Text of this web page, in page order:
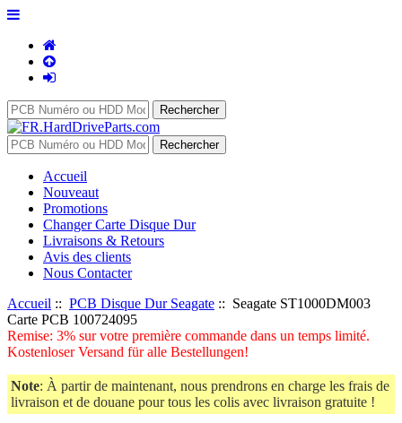
Accueil
Nouveaut
Promotions
Changer Carte Disque Dur
Livraisons & Retours
Avis des clients
Nous Contacter
Accueil :: PCB Disque Dur Seagate :: Seagate ST1000DM003
Carte PCB 100724095
Remise: 3% sur votre première commande dans un temps limité.
Kostenloser Versand für alle Bestellungen!
Note: À partir de maintenant, nous prendrons en charge les frais de
livraison et de douane pour tous les colis avec livraison gratuite !